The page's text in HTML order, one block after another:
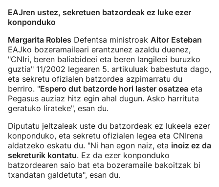
EAJren ustez, sekretuen batzordeak ez luke ezer
konponduko
Margarita Robles Defentsa ministroak Aitor Esteban
EAJko bozeramaileari erantzunez azaldu duenez,
"CNIri, beren baliabideei eta beren langileei buruzko
guztia" 11/2002 legearen 5. artikuluak babestuta dago,
eta sekretu ofizialen batzordea azpimarratu du
berriro. "Espero dut batzorde hori laster osatzea eta
Pegasus auziaz hitz egin ahal dugun. Asko harrituta
geratuko lirateke", esan du.
Diputatu jeltzaleak uste du batzordeak ez lukeela ezer
konponduko, eta sekretu ofizialen legea eta CNIrena
aldatzeko eskatu du. "Ni han egon naiz, eta inoiz ez da
sekreturik kontatu. Ez da ezer konponduko
batzordearen saio bat eta bozeramaile bakoitzak bi
txandatan galdetuta", esan du.